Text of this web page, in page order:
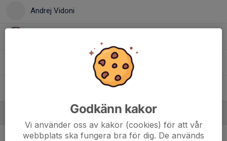
Andrej Vidoni
Christian BjelkeHuvudtränare Team15
Godkänn kakor
Vi använder oss av kakor (cookies) för att vår
webbplats ska fungera bra för dig. De används